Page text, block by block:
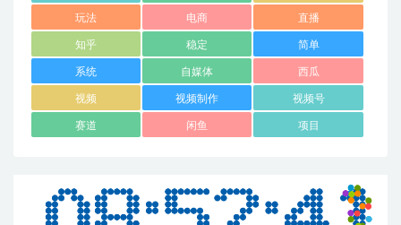
玩法 电商 直播
知乎 稳定 简单
系统 自媒体 西瓜
视频 视频制作 视频号
赛道 闲鱼 项目